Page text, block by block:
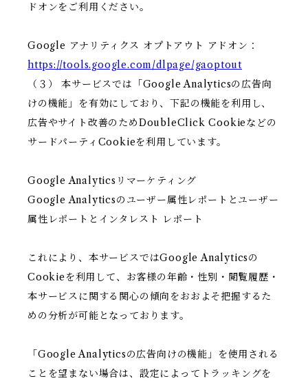
ドオンをご利用ください。
Google アナリティクス オプトアウト アドオン：
https://tools.google.com/dlpage/gaoptout
（３） 本サービスでは「Google Analyticsの広告向
けの機能」を有効にしており、下記の機能を利用し、
広告やサイト改善のためDoubleClick Cookieなどの
サードパーティCookieを利用しています。
Google Analyticsリマーケティング
Google Analyticsのユーザー属性レポートとユーザー
属性レポートとインタレスト レポート
これにより、本サービスではGoogle Analyticsの
Cookieを利用して、お客様の年齢・性別・閲覧履歴・
本サービスに関する関心の傾向をおおよそ把握するた
めの分析が可能となっております。
「Google Analyticsの広告向けの機能」を使用される
ことを望まない場合は、設定によってトラッキングを